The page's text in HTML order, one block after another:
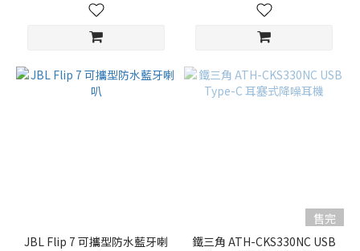
JBL Flip 7 可攜型防水藍牙喇
售完
鐵三角 ATH-CKS330NC USB